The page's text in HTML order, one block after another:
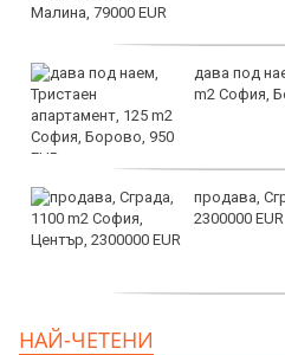
дава под
m2 София,
продава,
2300000 EUR
НАЙ-ЧЕТЕНИ